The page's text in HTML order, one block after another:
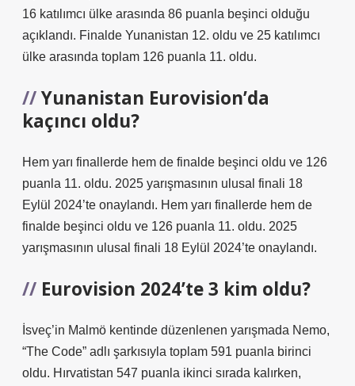
16 katılımcı ülke arasında 86 puanla beşinci olduğu
açıklandı. Finalde Yunanistan 12. oldu ve 25 katılımcı
ülke arasında toplam 126 puanla 11. oldu.
Yunanistan Eurovision’da
kaçıncı oldu?
Hem yarı finallerde hem de finalde beşinci oldu ve 126
puanla 11. oldu. 2025 yarışmasının ulusal finali 18
Eylül 2024’te onaylandı. Hem yarı finallerde hem de
finalde beşinci oldu ve 126 puanla 11. oldu. 2025
yarışmasının ulusal finali 18 Eylül 2024’te onaylandı.
Eurovision 2024’te 3 kim oldu?
İsveç’in Malmö kentinde düzenlenen yarışmada Nemo,
“The Code” adlı şarkısıyla toplam 591 puanla birinci
oldu. Hırvatistan 547 puanla ikinci sırada kalırken,